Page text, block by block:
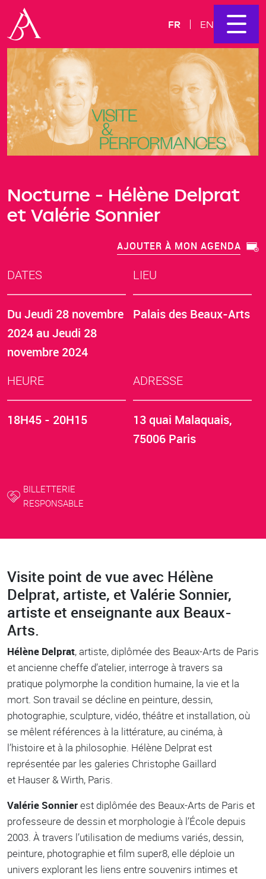
FR EN
Nocturne - Hélène Delprat
et Valérie Sonnier
AJOUTER À MON AGENDA
DATES
Du Jeudi 28 novembre
2024au Jeudi 28
novembre 2024
LIEU
Palais des Beaux-Arts
HEURE
18H45 - 20H15
ADRESSE
13 quai Malaquais,
75006 Paris
BILLETTERIE
RESPONSABLE
Body
Visite point de vue avec Hélène
Delprat, artiste, et Valérie Sonnier,
artiste et enseignante aux Beaux-
Arts.
Hélène Delprat, artiste, diplômée des Beaux-Arts de Paris
et ancienne cheffe d’atelier, interroge à travers sa
pratique polymorphe la condition humaine, la vie et la
mort. Son travail se décline en peinture, dessin,
photographie, sculpture, vidéo, théâtre et installation, où
se mêlent références à la littérature, au cinéma, à
l’histoire et à la philosophie. Hélène Delprat est
représentée par les galeries Christophe Gaillard
et Hauser & Wirth, Paris.
Valérie Sonnierest diplômée des Beaux-Arts de Paris et
professeure de dessin et morphologie à l’École depuis
2003. À travers l’utilisation de mediums variés, dessin,
peinture, photographie et film super8, elle déploie un
univers explorant les liens entre souvenirs intimes et